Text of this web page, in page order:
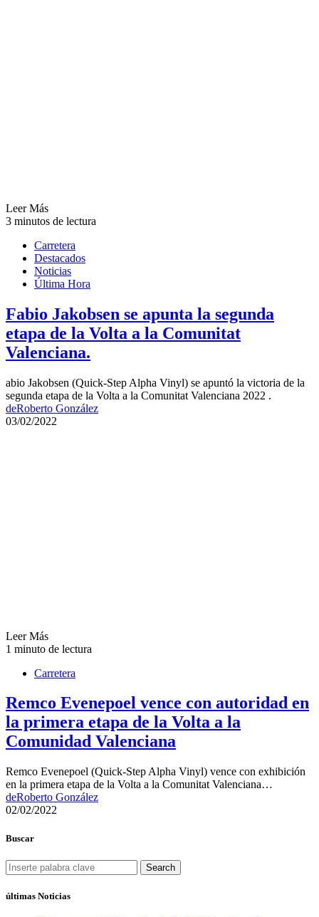
Leer Más
3 minutos de lectura
Carretera
Destacados
Noticias
Última Hora
Fabio Jakobsen se apunta la segunda
etapa de la Volta a la Comunitat
Valenciana.
abio Jakobsen (Quick-Step Alpha Vinyl) se apuntó la victoria de la
segunda etapa de la Volta a la Comunitat Valenciana 2022 .
deRoberto González
03/02/2022
Leer Más
1 minuto de lectura
Carretera
Remco Evenepoel vence con autoridad en
la primera etapa de la Volta a la
Comunidad Valenciana
Remco Evenepoel (Quick-Step Alpha Vinyl) vence con exhibición
en la primera etapa de la Volta a la Comunitat Valenciana…
deRoberto González
02/02/2022
Buscar
Search
últimas Noticias